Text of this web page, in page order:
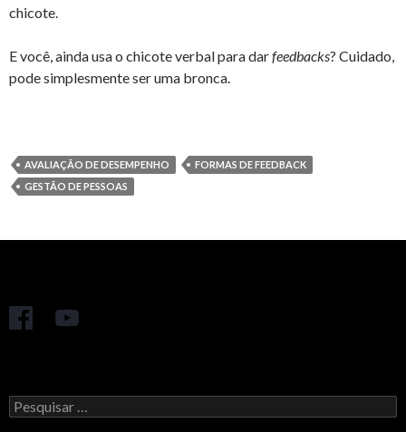
chicote.
E você, ainda usa o chicote verbal para darfeedbacks? Cuidado,
pode simplesmente ser uma bronca.
AVALIAÇÃO DE DESEMPENHO
FORMAS DE FEEDBACK
GESTÃO DE PESSOAS
Pesquisar
por: